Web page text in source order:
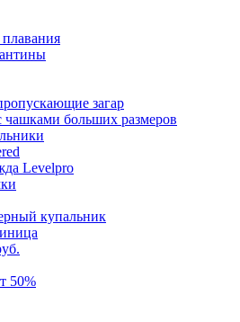
загар
чашками больших размеров
Levelpro
купальник
50%